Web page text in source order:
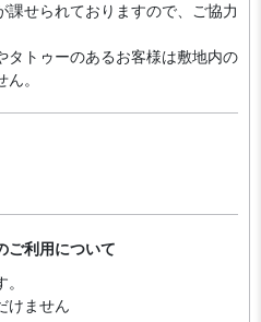
課せられておりますの​で、ご協力
タトゥーのあるお客様は敷地内の
。
ご利用について
けません